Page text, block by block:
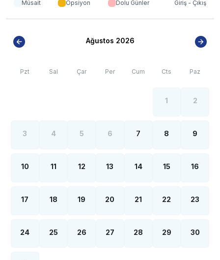
Müsait Opsiyon Dolu Günler Giriş - Çıkış
Ağustos 2026
Pzt Sal Çar Per Cum Cts Paz
1 2
3 4 5 6 7 8 9
10 11 12 13 14 15 16
17 18 19 20 21 22 23
24 25 26 27 28 29 30